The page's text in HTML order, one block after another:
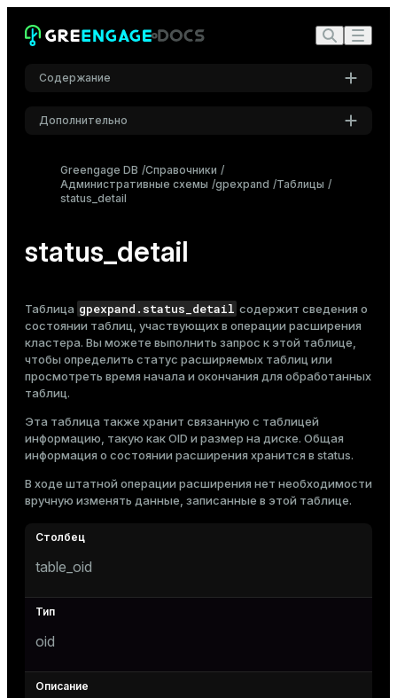
Содержание
Дополнительно
Шрифт
Inter
Шрифт кода
Размер шрифта
Средний
Темная Светлая Сепия
Greengage DB Справочники
Административные схемы gpexpand
Таблицы
status_detail
status_detail
Таблица gpexpand.status_detail содержит сведения о
состоянии таблиц, участвующих в операции расширения
кластера. Вы можете выполнить запрос к этой таблице,
чтобы определить статус расширяемых таблиц или
просмотреть время начала и окончания для обработанных
таблиц.
Эта таблица также хранит связанную с таблицей
информацию, такую как OID и размер на диске. Общая
информация о состоянии расширения хранится в status.
В ходе штатной операции расширения нет необходимости
вручную изменять данные, записанные в этой таблице.
table_oid
oid